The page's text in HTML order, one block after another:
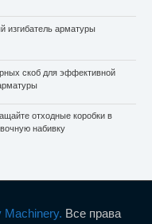
изгибатель арматуры
скоб для эффективной
отходные коробки в
набивку
Machinery. Все права